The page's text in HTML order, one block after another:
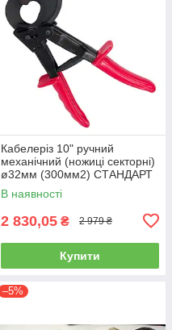
Кабелеріз 10" ручний
механічний (ножиці секторні)
ø32мм (300мм2) СТАНДАРТ
JRCT0035
В наявності
2 830,05 ₴ 2 979 ₴
Купити
–5%